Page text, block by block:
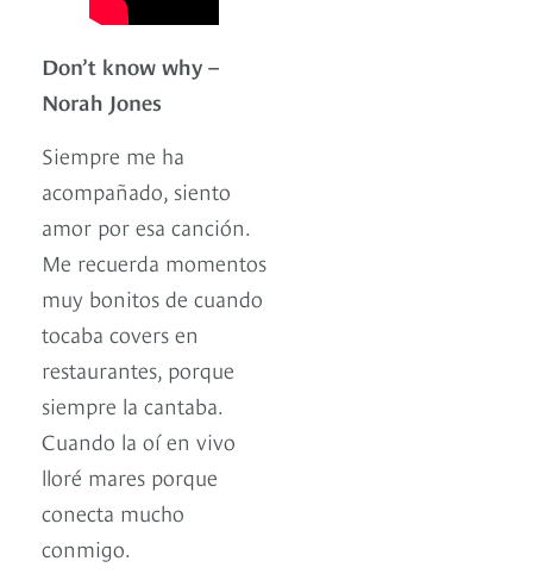
Don’t know why –
Norah Jones
Siempre me ha
acompañado, siento
amor por esa canción.
Me recuerda momentos
muy bonitos de cuando
tocaba covers en
restaurantes, porque
siempre la cantaba.
Cuando la oí en vivo
lloré mares porque
conecta mucho
conmigo.